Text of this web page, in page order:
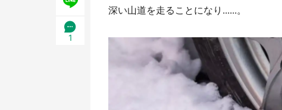
1
深い山道を走ることになり......。